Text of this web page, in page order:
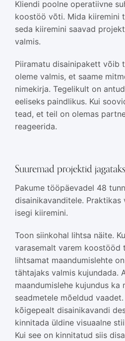
Kliendi poolne operatiivne
koostöö võti. Mida kiiremini
seda kiiremini saavad
valmis.
Piiramatu disainipakett võib
oleme valmis, et saame
nimekirja. Tegelikult on
eeliseks paindlikus. Kui
tead, et teil on olemas
reageerida.
Suuremad projektid
Pakume tööpäevadel 48
disainikavanditele. Praktikas
isegi kiiremini.
Toon siinkohal lihtsa näite.
varasemalt varem koostööd
lihtsamat maandumislehte
tähtajaks valmis kujundada.
maandumislehe kujundus ka
seadmetele mõeldud
kõigepealt disainikavandi
kinnitada üldine visuaalne
Kui see on kinnitatud siis